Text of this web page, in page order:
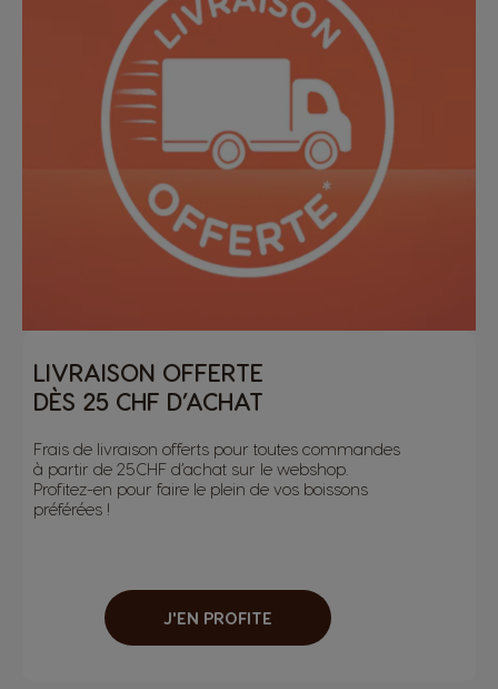
LIVRAISON OFFERTE
DÈS 25 CHF D’ACHAT
Frais de livraison offerts pour toutes commandes
à partir de 25CHF d’achat sur le webshop.
Profitez-en pour faire le plein de vos boissons
préférées !
J'EN PROFITE